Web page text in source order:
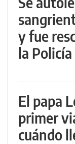
y fue
la Policía
El papa
primer
cuándo